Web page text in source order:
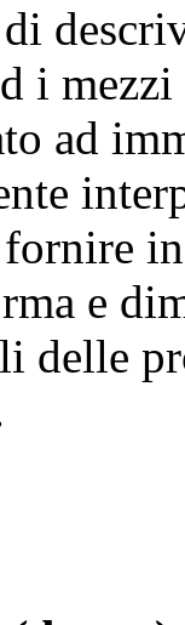
i
ad
fornire
e
delle